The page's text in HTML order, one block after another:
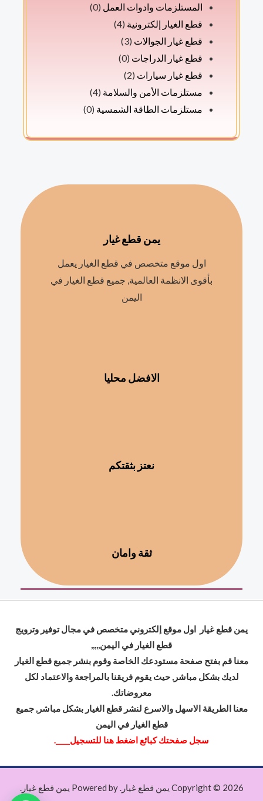
المستلزمات وادوات العمل (0)
قطع الغيار إلكترونية (4)
قطع غيار الجوالات (3)
قطع غيار الدراجات (0)
قطع غيار سيارات (2)
مستلزمات الأمن والسلامة (4)
مستلزمات الطاقة الشمسية (0)
يمن قطع غيار
اول موقع متخصص في قطع الغيار يعمل
بأقوى الانظمة العالمية, جميع قطع الغيار في
اليمن
الافضل محليا
نعتز بثقتكم
ثقة وامان
يمن قطع غيار اول موقع إلكتروني متخصص في مجال توفير وترويج
قطع الغيار في اليمن,,,,,
معنا قم بفتح صفحة مستودعك الخاصة وقوم بنشر جميع قطع الغيار
لديك بشكل مباشر, حيث يقوم فريقنا بالمراجعة والاعتماد لكل
معروضاتك.
معنا الطريقة الاسهل والاسرع لنشر قطع الغيار بشكل مباشر, جميع
قطع الغيار في اليمن
سجل صفحتك كبائع اضغط هنا للتسجيل____.
Copyright © 2026 يمن قطع غيار. Powered by يمن قطع غيار.